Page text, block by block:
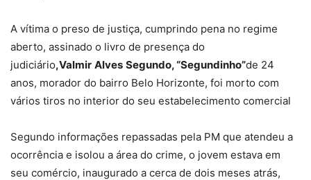
A vítima o preso de justiça, cumprindo pena no regime
aberto, assinado o livro de presença do
judiciário,Valmir Alves Segundo, “Segundinho”de 24
anos, morador do bairro Belo Horizonte, foi morto com
vários tiros no interior do seu estabelecimento comercial
Segundo informações repassadas pela PM que atendeu a
ocorrência e isolou a área do crime, o jovem estava em
seu comércio, inaugurado a cerca de dois meses atrás,